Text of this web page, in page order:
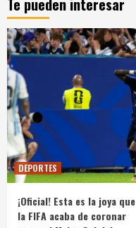
Te pueden interesar
DEPORTES
¡Oficial! Esta es la joya que
la FIFA acaba de coronar